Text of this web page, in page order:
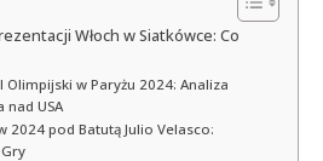
Włoch w Siatkówce: Co
Olimpijski w Paryżu 2024: Analiza
nad USA
2024 pod Batutą Julio Velasco: